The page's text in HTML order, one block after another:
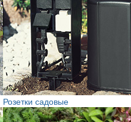
Розетки садовые